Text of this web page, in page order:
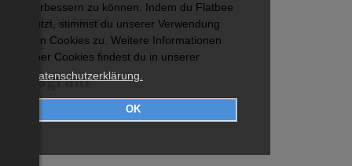
verbessern zu können. Indem du Flatbee
nutzt, stimmst du unserer Verwendung
von Cookies zu. Weitere Informationen
über Cookies findest du in unserer
Datenschutzerklärung.
OK
Wohnfläche: 53 Zimmer: 1
€ 1.461
Instagram